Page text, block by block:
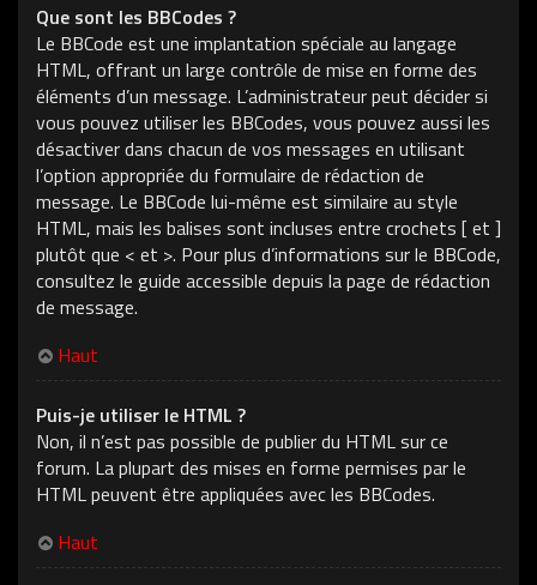
Que sont les BBCodes ?
Le BBCode est une implantation spéciale au langage
HTML, offrant un large contrôle de mise en forme des
éléments d’un message. L’administrateur peut décider si
vous pouvez utiliser les BBCodes, vous pouvez aussi les
désactiver dans chacun de vos messages en utilisant
l’option appropriée du formulaire de rédaction de
message. Le BBCode lui-même est similaire au style
HTML, mais les balises sont incluses entre crochets [ et ]
plutôt que < et >. Pour plus d’informations sur le BBCode,
consultez le guide accessible depuis la page de rédaction
de message.
Haut
Puis-je utiliser le HTML ?
Non, il n’est pas possible de publier du HTML sur ce
forum. La plupart des mises en forme permises par le
HTML peuvent être appliquées avec les BBCodes.
Haut